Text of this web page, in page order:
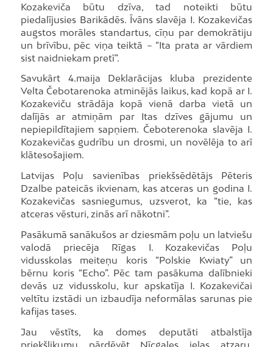
Kozakeviča būtu dzīva, tad noteikti būtu
piedalījusies Barikādēs. Īvāns slavēja I. Kozakevičas
augstos morāles standartus, cīņu par demokrātiju
un brīvību, pēc viņa teiktā – “Ita prata ar vārdiem
sist naidniekam pretī”.
Savukārt 4.maija Deklarācijas kluba prezidente
Velta Čebotarenoka atminējās laikus, kad kopā ar I.
Kozakeviču strādāja kopā vienā darba vietā un
dalījās ar atmiņām par Itas dzīves gājumu un
nepiepildītajiem sapņiem. Čeboterenoka slavēja I.
Kozakevičas gudrību un drosmi, un novēlēja to arī
klātesošajiem.
Latvijas Poļu savienības priekšsēdētājs Pēteris
Dzalbe pateicās ikvienam, kas atceras un godina I.
Kozakevičas sasniegumus, uzsverot, ka “tie, kas
atceras vēsturi, zinās arī nākotni”.
Pasākumā sanākušos ar dziesmām poļu un latviešu
valodā priecēja Rīgas I. Kozakevičas Poļu
vidusskolas meiteņu koris “Polskie Kwiaty” un
bērnu koris “Echo”. Pēc tam pasākuma dalībnieki
devās uz vidusskolu, kur apskatīja I. Kozakevičai
veltītu izstādi un izbaudīja neformālas sarunas pie
kafijas tases.
Jau vēstīts, ka domes deputāti atbalstīja
priekšlikumu pārdēvēt Nīcgales ielas atzaru,